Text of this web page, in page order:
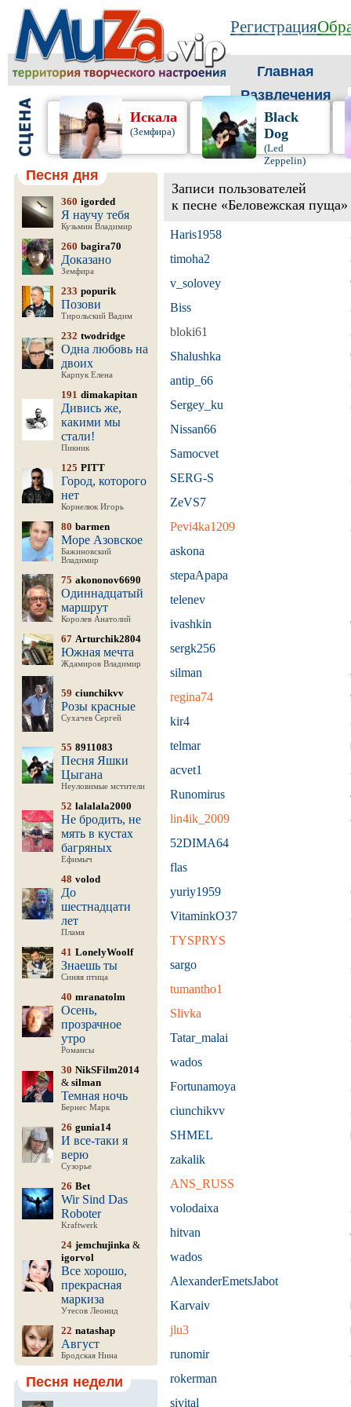
Регистрация
Главная
Развлечения
Искала
(Земфира)
Black
Dog
(Led
Zeppelin)
Песня дня
360 igorded
Я научу тебя
Кузьмин Владимир
260 bagira70
Доказано
Земфира
233 popurik
Позови
Тирольский Вадим
232 twodridge
Одна любовь на
двоих
Карпук Елена
191 dimakapitan
Дивись же,
какими мы
стали!
Пикник
125 PITT
Город, которого
нет
Корнелюк Игорь
80 barmen
Море Азовское
Бажиновский
Владимир
75 akononov6690
Одиннадцатый
маршрут
Королев Анатолий
67 Arturchik2804
Южная мечта
Ждамиров Владимир
59 ciunchikvv
Розы красные
Сухачев Сергей
55 8911083
Песня Яшки
Цыгана
Неуловимые мстители
52 lalalala2000
Не бродить, не
мять в кустах
багряных
Ефимыч
48 volod
До
шестнадцати
лет
Пламя
41 LonelyWoolf
Знаешь ты
Синяя птица
40 mranatolm
Осень,
прозрачное
утро
Романсы
30 NikSFilm2014
& silman
Темная ночь
Бернес Марк
26 gunia14
И все-таки я
верю
Сузорье
26 Bet
Wir Sind Das
Roboter
Kraftwerk
24 jemchujinka &
igorvol
Все хорошо,
прекрасная
маркиза
Утесов Леонид
22 natashap
Август
Бродская Нина
Песня недели
Записи пользователей
к песне «Беловежская
Haris1958
timoha2
v_solovey
Biss
bloki61
Shalushka
antip_66
Sergey_ku
Nissan66
Samocvet
SERG-S
ZeVS7
Pevi4ka1209
askona
stepaApapa
telenev
ivashkin
sergk256
silman
regina74
kir4
telmar
acvet1
Runomirus
lin4ik_2009
52DIMA64
flas
yuriy1959
VitaminkO37
TYSPRYS
sargo
tumantho1
Slivka
Tatar_malai
wados
Fortunamoya
ciunchikvv
SHMEL
zakalik
ANS_RUSS
volodaixa
hitvan
wados
AlexanderEmetsJabot
Karvaiv
jlu3
runomir
rokerman
sivital